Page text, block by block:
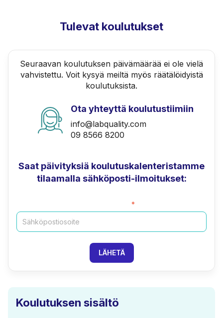
Tulevat koulutukset
Seuraavan koulutuksen päivämäärää ei ole vielä
vahvistettu. Voit kysyä meiltä myös räätälöidyistä
koulutuksista.
Ota yhteyttä koulutustiimiin
info@labquality.com
09 8566 8200
Saat päivityksiä koulutuskalenteristamme
tilaamalla sähköposti-ilmoitukset:
*
Koulutuksen sisältö